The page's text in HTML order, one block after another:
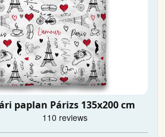
paplan Párizs 135x200 cm